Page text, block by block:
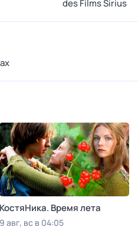
des Films Sirius
КостяНика. Время лета
9 авг, вс в 04:05